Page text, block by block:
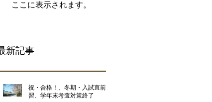
ここに表示されます。
新記事
祝・合格！、冬期・入試直前講
習、学年末考査対策終了